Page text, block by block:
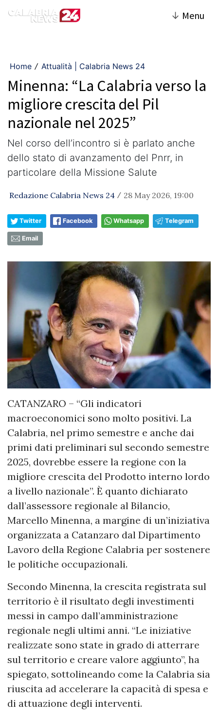
↓ Menu
Home / Attualità | Calabria News 24
Minenna: “La Calabria verso la
migliore crescita del Pil
nazionale nel 2025”
Nel corso dell’incontro si è parlato anche
dello stato di avanzamento del Pnrr, in
particolare della Missione Salute
Redazione Calabria News 24 / 28 May 2026, 19:00
Twitter Facebook Whatsapp Telegram
Email
CATANZARO – “Gli indicatori
macroeconomici sono molto positivi. La
Calabria, nel primo semestre e anche dai
primi dati preliminari sul secondo semestre
2025, dovrebbe essere la regione con la
migliore crescita del Prodotto interno lordo
a livello nazionale”. È quanto dichiarato
dall’assessore regionale al Bilancio,
Marcello Minenna, a margine di un’iniziativa
organizzata a Catanzaro dal Dipartimento
Lavoro della Regione Calabria per sostenere
le politiche occupazionali.
Secondo Minenna, la crescita registrata sul
territorio è il risultato degli investimenti
messi in campo dall’amministrazione
regionale negli ultimi anni. “Le iniziative
realizzate sono state in grado di atterrare
sul territorio e creare valore aggiunto”, ha
spiegato, sottolineando come la Calabria sia
riuscita ad accelerare la capacità di spesa e
di attuazione degli interventi.